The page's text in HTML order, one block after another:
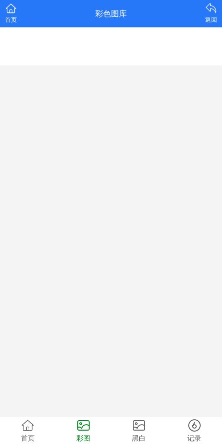
首页
彩色图库
返回
首页 彩图 黑白 记录